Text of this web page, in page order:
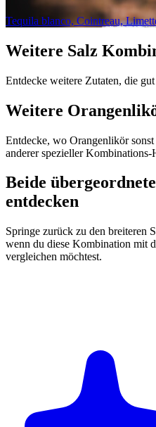
Tequila blanco, Cointreau,
Weitere Salz
Entdecke weitere Zutaten, die gut
Weitere
Entdecke, wo Orangenlikör
anderer spezieller Kombinations-
Beide
entdecken
Springe zurück zu den breiteren
wenn du diese Kombination mit
vergleichen möchtest.